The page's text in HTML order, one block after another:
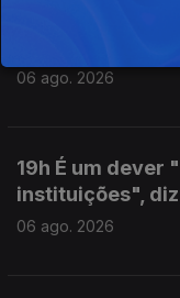
06 ago. 2026
19h É um dever
instituições", diz
06 ago. 2026